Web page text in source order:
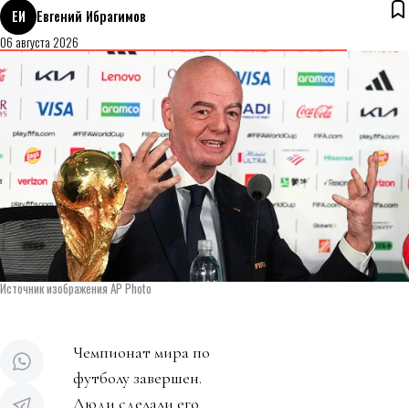
ЕИ
Евгений Ибрагимов
06 августа 2026
Источник изображения AP Photo
Чемпионат мира по
футболу завершен.
Люди сделали его